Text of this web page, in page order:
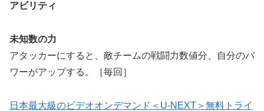
アビリティ
未知数の力
アタッカーにすると、敵チームの戦闘力数値分、自分のパ
ワーがアップする。［毎回］
日本最大級のビデオオンデマンド＜U-NEXT＞無料トライ